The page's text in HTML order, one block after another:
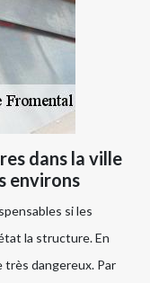
dans la ville
environs
si les
la structure. En
dangereux. Par